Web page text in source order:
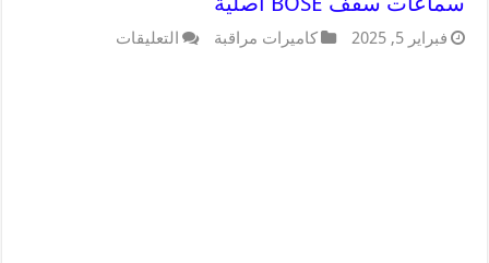
فبراير 5, 2025 كاميرات مراقبة التعليقات